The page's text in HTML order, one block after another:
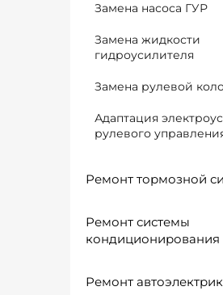
Замена насоса ГУР
Замена жидкости
гидроусилителя
Замена рулевой
Адаптация
рулевого
Ремонт тормозной
Ремонт системы
кондиционирования
Ремонт